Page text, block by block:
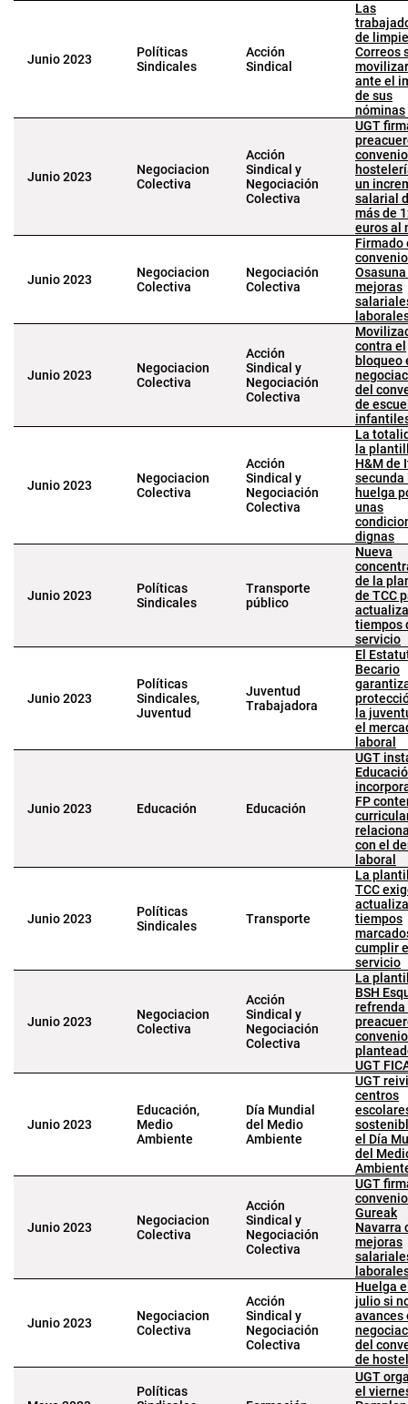
Junio 2023
Políticas
Sindicales
Acción
Sindical
Las
de
Correos
ante el
de sus
nóminas
Junio 2023
Negociacion
Colectiva
Acción
Sindical y
Negociación
Colectiva
UGT
un
salarial
más de
euros al
Junio 2023
Negociacion
Colectiva
Negociación
Colectiva
Firmado
mejoras
Junio 2023
Negociacion
Colectiva
Acción
Sindical y
Negociación
Colectiva
contra el
bloqueo
del
de
Junio 2023
Negociacion
Colectiva
Acción
Sindical y
Negociación
Colectiva
La
la
H&M de
secunda
huelga
unas
dignas
Junio 2023
Políticas
Sindicales
Transporte
público
Nueva
de la
de TCC
tiempos
servicio
Junio 2023
Políticas
Sindicales,
Juventud
Juventud
Trabajadora
El
Becario
la
el
laboral
Junio 2023 Educación Educación
UGT
FP
con el
laboral
Junio 2023
Políticas
Sindicales
Transporte
La
TCC
tiempos
cumplir
servicio
Junio 2023
Negociacion
Colectiva
Acción
Sindical y
Negociación
Colectiva
La
BSH
refrenda
convenio
UGT
Junio 2023
Educación,
Medio
Ambiente
Día Mundial
del Medio
Ambiente
UGT
centros
el Día
del
Junio 2023
Negociacion
Colectiva
Acción
Sindical y
Negociación
Colectiva
UGT
Gureak
Navarra
mejoras
Junio 2023
Negociacion
Colectiva
Acción
Sindical y
Negociación
Colectiva
Huelga
julio si
avances
del
de
Políticas
UGT
el